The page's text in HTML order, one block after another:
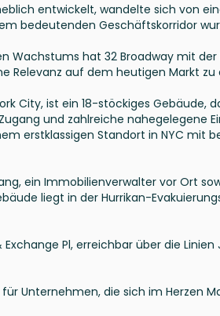
entwickelt, wandelte sich von
bedeutenden Geschäftskorridor
Wachstums hat 32 Broadway mit der
Relevanz auf dem heutigen Markt zu
City, ist ein 18-stöckiges Gebäude,
und zahlreiche nahegelegene
erstklassigen Standort in NYC mit
ein Immobilienverwalter vor Ort
liegt in der Hurrikan-
Pl, erreichbar über die Linien
Unternehmen, die sich im Herzen